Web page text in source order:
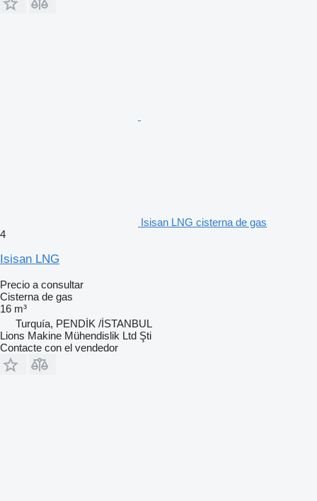
Isisan LNG cisterna de gas
4
Isisan LNG
Precio a consultar
Cisterna de gas
16 m³
Turquía, PENDİK /İSTANBUL
Lions Makine Mühendislik Ltd Şti
Contacte con el vendedor